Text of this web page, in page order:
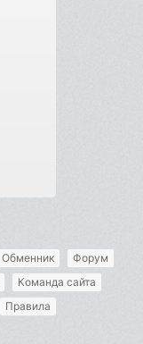
Обменник
Форум
Команда сайта
Правила